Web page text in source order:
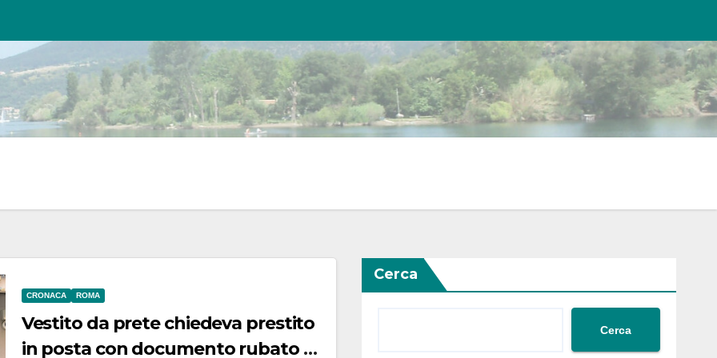
CRONACA ROMA
Vestito da prete chiedeva prestito
in posta con documento rubato a
Cerca
Cerca